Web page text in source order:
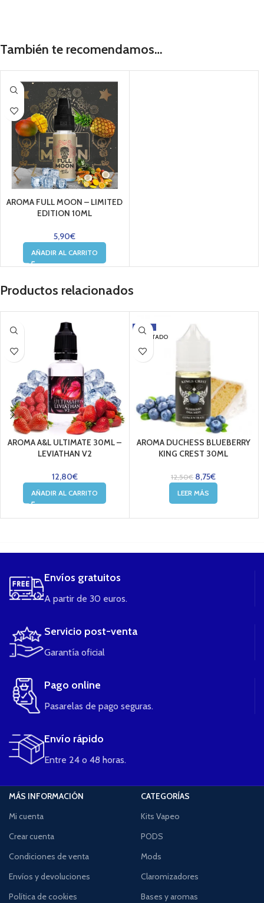
También te recomendamos…
AROMA FULL MOON – LIMITED
EDITION 10ML
5,90€
AÑADIR AL CARRITO
Productos relacionados
AROMA A&L ULTIMATE 30ML –
LEVIATHAN V2
12,80€
AÑADIR AL CARRITO
-30%
AGOTADO
AROMA DUCHESS BLUEBERRY
KING CREST 30ML
12,50€ 8,75€
LEER MÁS
Envíos gratuitos
A partir de 30 euros.
Servicio post-venta
Garantía oficial
Pago online
Pasarelas de pago seguras.
Envío rápido
Entre 24 o 48 horas.
MÁS INFORMACIÓN
Mi cuenta
Crear cuenta
Condiciones de venta
Envíos y devoluciones
Política de cookies
CATEGORÍAS
Kits Vapeo
PODS
Mods
Claromizadores
Bases y aromas